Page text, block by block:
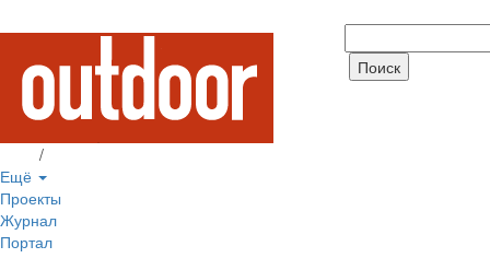
/
Ещё
Проекты
Журнал
Портал